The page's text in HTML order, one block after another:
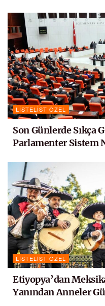
LISTELIST ÖZEL
Son Günlerde Sıkça
Parlamenter Sistem
LISTELIST ÖZEL
Etiyopya’dan
Yanından Anneler